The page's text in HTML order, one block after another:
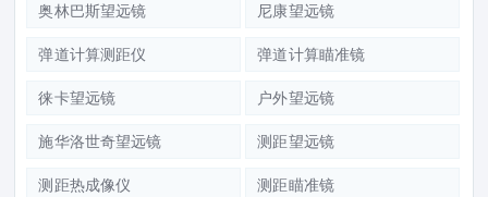
奥林巴斯望远镜 尼康望远镜
弹道计算测距仪 弹道计算瞄准镜
徕卡望远镜 户外望远镜
施华洛世奇望远镜 测距望远镜
测距热成像仪 测距瞄准镜